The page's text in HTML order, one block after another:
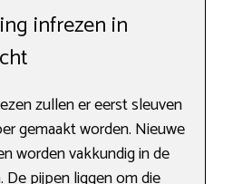
infrezen in
zullen er eerst sleuven
gemaakt worden. Nieuwe
worden vakkundig in de